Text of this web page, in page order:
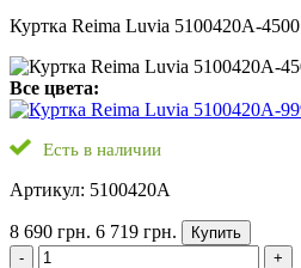
Куртка Reima Luvia 5100420A-4500
Все цвета:
Есть в наличии
Артикул: 5100420A
8 690 грн. 6 719 грн.
Купить
-
+